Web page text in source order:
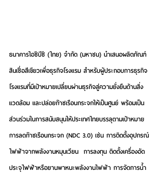
ธนาคารไอซีบีซี (ไทย) จำกัด (มหาชน) นำเสนอผลิตภัณฑ์
สินเชื่อสีเขียวเพื่อธุรกิจโรงแรม สำหรับผู้ประกอบการธุรกิจ
โรงแรมที่มีเป้าหมายเปลี่ยนผ่านธุรกิจสู่ความยั่งยืนด้านสิ่ง
แวดล้อม และปล่อยก๊าซเรือนกระจกให้เป็นศูนย์ พร้อมเป็น
ส่วนร่วมในการสนับสนุนให้ประเทศไทยบรรลุตามเป้าหมาย
การลดก๊าซเรือนกระจก (NDC 3.0) เช่น การติดตั้งอุปกรณ์
ไฟฟ้าจากพลังงานหมุนเวียน  การลงทุน ติดตั้งเครื่องอัด
ประจุไฟฟ้าหรือยานพาหนะพลังงานไฟฟ้า การจัดการน้ำ